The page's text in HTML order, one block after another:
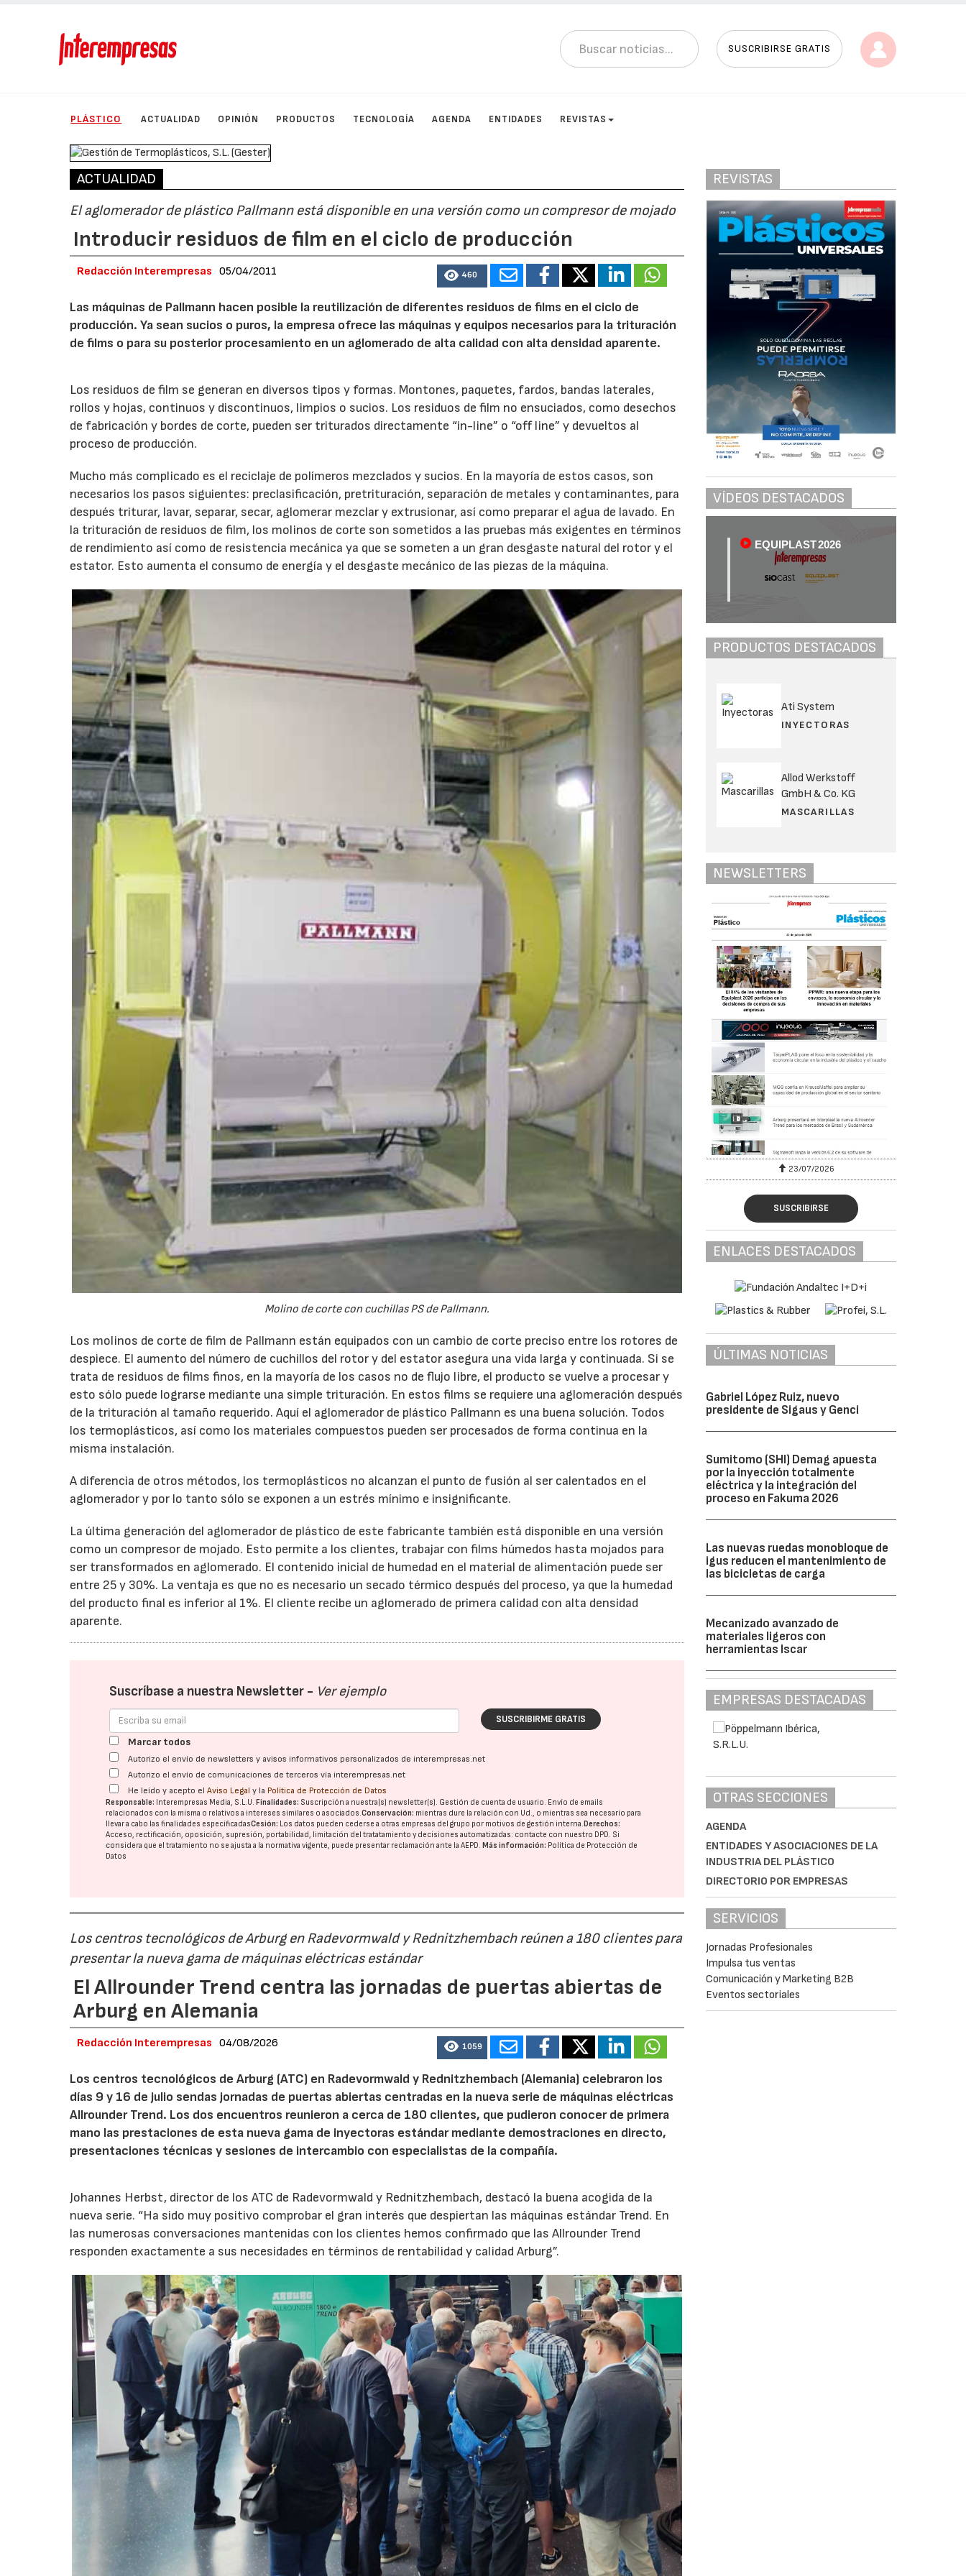
SUSCRIBIRSE GRATIS
PLÁSTICO ACTUALIDAD OPINIÓN PRODUCTOS TECNOLOGÍA AGENDA ENTIDADES REVISTAS
ACTUALIDAD
El aglomerador de plástico Pallmann está disponible en una versión como un compresor de mojado
Introducir residuos de film en el ciclo de producción
Redacción Interempresas 05/04/2011 460
Las máquinas de Pallmann hacen posible la reutilización de diferentes residuos de films en el ciclo de
producción. Ya sean sucios o puros, la empresa ofrece las máquinas y equipos necesarios para la trituración
de films o para su posterior procesamiento en un aglomerado de alta calidad con alta densidad aparente.
Los residuos de film se generan en diversos tipos y formas. Montones, paquetes, fardos, bandas laterales,
rollos y hojas, continuos y discontinuos, limpios o sucios. Los residuos de film no ensuciados, como desechos
de fabricación y bordes de corte, pueden ser triturados directamente “in-line” o “off line” y devueltos al
proceso de producción.
Mucho más complicado es el reciclaje de polímeros mezclados y sucios. En la mayoría de estos casos, son
necesarios los pasos siguientes: preclasificación, pretrituración, separación de metales y contaminantes, para
después triturar, lavar, separar, secar, aglomerar mezclar y extrusionar, así como preparar el agua de lavado. En
la trituración de residuos de film, los molinos de corte son sometidos a las pruebas más exigentes en términos
de rendimiento así como de resistencia mecánica ya que se someten a un gran desgaste natural del rotor y el
estator. Esto aumenta el consumo de energía y el desgaste mecánico de las piezas de la máquina.
Molino de corte con cuchillas PS de Pallmann.
Los molinos de corte de film de Pallmann están equipados con un cambio de corte preciso entre los rotores de
despiece. El aumento del número de cuchillos del rotor y del estator asegura una vida larga y continuada. Si se
trata de residuos de films finos, en la mayoría de los casos no de flujo libre, el producto se vuelve a procesar y
esto sólo puede lograrse mediante una simple trituración. En estos films se requiere una aglomeración después
de la trituración al tamaño requerido. Aquí el aglomerador de plástico Pallmann es una buena solución. Todos
los termoplásticos, así como los materiales compuestos pueden ser procesados de forma continua en la
misma instalación.
A diferencia de otros métodos, los termoplásticos no alcanzan el punto de fusión al ser calentados en el
aglomerador y por lo tanto sólo se exponen a un estrés mínimo e insignificante.
La última generación del aglomerador de plástico de este fabricante también está disponible en una versión
como un compresor de mojado. Esto permite a los clientes, trabajar con films húmedos hasta mojados para
ser transformados en aglomerado. El contenido inicial de humedad en el material de alimentación puede ser
entre 25 y 30%. La ventaja es que no es necesario un secado térmico después del proceso, ya que la humedad
del producto final es inferior al 1%. El cliente recibe un aglomerado de primera calidad con alta densidad
aparente.
Suscríbase a nuestra Newsletter - Ver ejemplo
SUSCRIBIRME GRATIS
Marcar todos
Autorizo el envío de newsletters y avisos informativos personalizados de interempresas.net
Autorizo el envío de comunicaciones de terceros vía interempresas.net
He leído y acepto elAviso Legal y la Política de Protección de Datos
Responsable: Interempresas Media, S.L.U.Finalidades: Suscripción a nuestra(s) newsletter(s). Gestión de cuenta de usuario. Envío de emails
relacionados con la misma o relativos a intereses similares o asociados.Conservación: mientras dure la relación con Ud., o mientras sea necesario para
llevar a cabo las finalidades especificadasCesión: Los datos pueden cederse a otras empresas del grupo por motivos de gestión interna.Derechos:
Acceso, rectificación, oposición, supresión, portabilidad, limitación del tratatamiento y decisiones automatizadas: contacte con nuestro DPD. Si
considera que el tratamiento no se ajusta a la normativa vigente, puede presentar reclamación ante laAEPD.Más información: Política de Protección de
Datos
Los centros tecnológicos de Arburg en Radevormwald y Rednitzhembach reúnen a 180 clientes para
presentar la nueva gama de máquinas eléctricas estándar
El Allrounder Trend centra las jornadas de puertas abiertas de
Arburg en Alemania
Redacción Interempresas 04/08/2026 1059
Los centros tecnológicos de Arburg (ATC) en Radevormwald y Rednitzhembach (Alemania) celebraron los
días 9 y 16 de julio sendas jornadas de puertas abiertas centradas en la nueva serie de máquinas eléctricas
Allrounder Trend. Los dos encuentros reunieron a cerca de 180 clientes, que pudieron conocer de primera
mano las prestaciones de esta nueva gama de inyectoras estándar mediante demostraciones en directo,
presentaciones técnicas y sesiones de intercambio con especialistas de la compañía.
Johannes Herbst, director de los ATC de Radevormwald y Rednitzhembach, destacó la buena acogida de la
nueva serie. “Ha sido muy positivo comprobar el gran interés que despiertan las máquinas estándar Trend. En
las numerosas conversaciones mantenidas con los clientes hemos confirmado que las Allrounder Trend
responden exactamente a sus necesidades en términos de rentabilidad y calidad Arburg”.
REVISTAS
VÍDEOS DESTACADOS
EQUIPLAST 2026
PRODUCTOS DESTACADOS
Ati System
INYECTORAS
Allod Werkstoff
GmbH & Co. KG
MASCARILLAS
NEWSLETTERS
23/07/2026 23/07/2026
SUSCRIBIRSE
ENLACES DESTACADOS
ÚLTIMAS NOTICIAS
Gabriel López Ruiz, nuevo
presidente de Sigaus y Genci
Sumitomo (SHI) Demag apuesta
por la inyección totalmente
eléctrica y la integración del
proceso en Fakuma 2026
Las nuevas ruedas monobloque de
igus reducen el mantenimiento de
las bicicletas de carga
Mecanizado avanzado de
materiales ligeros con
herramientas Iscar
EMPRESAS DESTACADAS
OTRAS SECCIONES
AGENDA
ENTIDADES Y ASOCIACIONES DE LA
INDUSTRIA DEL PLÁSTICO
DIRECTORIO POR EMPRESAS
SERVICIOS
Jornadas Profesionales
Impulsa tus ventas
Comunicación y Marketing B2B
Eventos sectoriales